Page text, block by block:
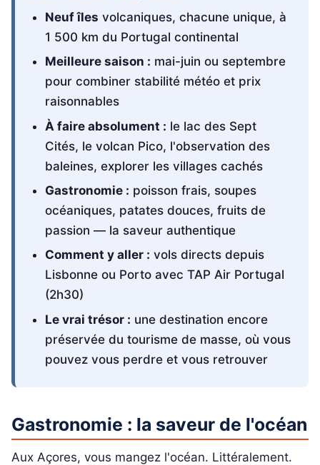
Neuf îles volcaniques, chacune unique, à
1 500 km du Portugal continental
Meilleure saison : mai-juin ou septembre
pour combiner stabilité météo et prix
raisonnables
À faire absolument : le lac des Sept
Cités, le volcan Pico, l'observation des
baleines, explorer les villages cachés
Gastronomie : poisson frais, soupes
océaniques, patates douces, fruits de
passion — la saveur authentique
Comment y aller : vols directs depuis
Lisbonne ou Porto avec TAP Air Portugal
(2h30)
Le vrai trésor : une destination encore
préservée du tourisme de masse, où vous
pouvez vous perdre et vous retrouver
Gastronomie : la saveur de l'océan
Aux Açores, vous mangez l'océan. Littéralement.